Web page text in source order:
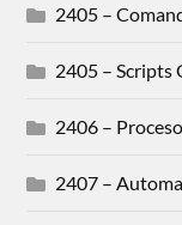
2405 –
2405 – Scripts
2406 –
2407 –